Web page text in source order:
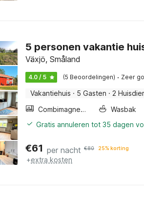
5 personen vakantie
Växjö, Småland
4.0 / 5 (5 Beoordelingen) · Zeer
Vakantiehuis · 5 Gasten · 2
Combimagnetron
Wasbak
Gratis annuleren tot 35 dagen
€61 per nacht €80 25% korting
+extra kosten